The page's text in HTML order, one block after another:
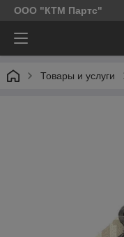
ООО "КТМ Партс"
Товары и услуги